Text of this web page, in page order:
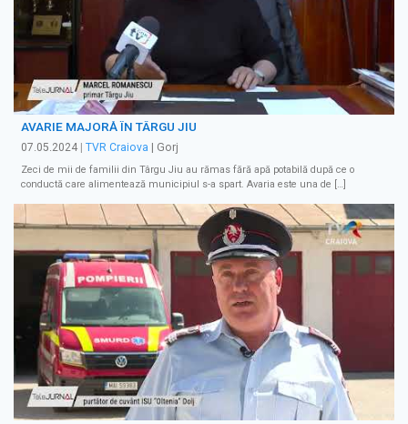
AVARIE MAJORĂ ÎN TÂRGU JIU
07.05.2024 TVR Craiova | Gorj
Zeci de mii de familii din Târgu Jiu au rămas fără apă potabilă după ce o
conductă care alimentează municipiul s-a spart. Avaria este una de […]